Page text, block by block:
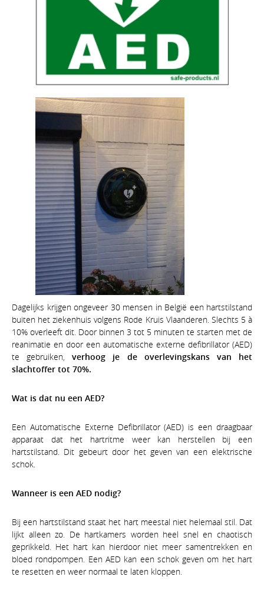
Dagelijks krijgen ongeveer 30 mensen in België een hartstilstand
buiten het ziekenhuis volgens Rode Kruis Vlaanderen. Slechts 5 à
10% overleeft dit. Door binnen 3 tot 5 minuten te starten met de
reanimatie en door een automatische externe defibrillator (AED)
te gebruiken,verhoog je de overlevingskans van het
slachtoffer tot 70%.
Wat is dat nu een AED?
Een Automatische Externe Defibrillator (AED) is een draagbaar
apparaat dat het hartritme weer kan herstellen bij een
hartstilstand. Dit gebeurt door het geven van een elektrische
schok.
Wanneer is een AED nodig?
Bij een hartstilstand staat het hart meestal niet helemaal stil. Dat
lijkt alleen zo. De hartkamers worden heel snel en chaotisch
geprikkeld. Het hart kan hierdoor niet meer samentrekken en
bloed rondpompen. Een AED kan een schok geven om het hart
te resetten en weer normaal te laten kloppen.